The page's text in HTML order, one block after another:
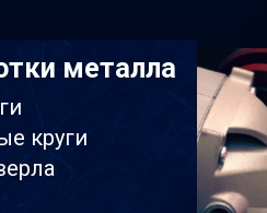
металла
кругиГлавная
О нас